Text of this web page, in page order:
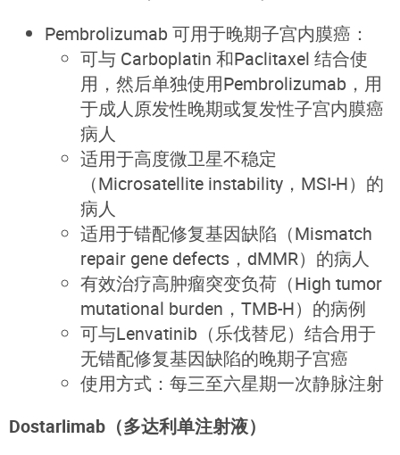
Pembrolizumab 可用于晚期子宫内膜癌：
可与 Carboplatin 和Paclitaxel 结合使
用，然后单独使用Pembrolizumab ，用
于成人原发性晚期或复发性子宫内膜癌
病人
适用于高度微卫星不稳定
（Microsatellite instability， MSI-H）的
病人
适用于错配修复基因缺陷（Mismatch
repair gene defects， dMMR）的病人
有效治疗高肿瘤突变负荷（High tumor
mutational burden， TMB-H）的病例
可与Lenvatinib（乐伐替尼）结合用于
无错配修复基因缺陷的晚期子宫癌
使用方式：每三至六星期一次静脉注射
Dostarlimab（多达利单注射液）